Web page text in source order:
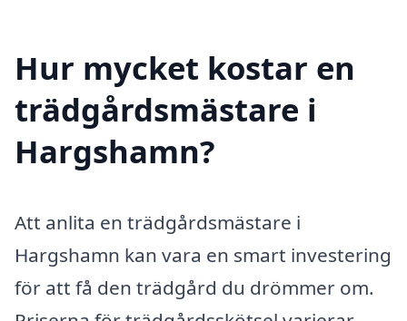
Hur mycket kostar en
trädgårdsmästare i
Hargshamn?
Att anlita en trädgårdsmästare i
Hargshamn kan vara en smart investering
för att få den trädgård du drömmer om.